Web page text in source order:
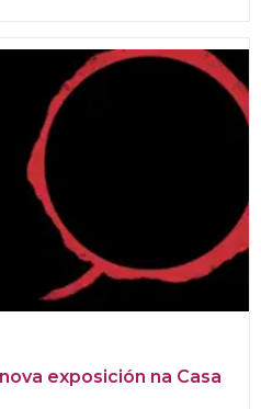
exposición na Casa